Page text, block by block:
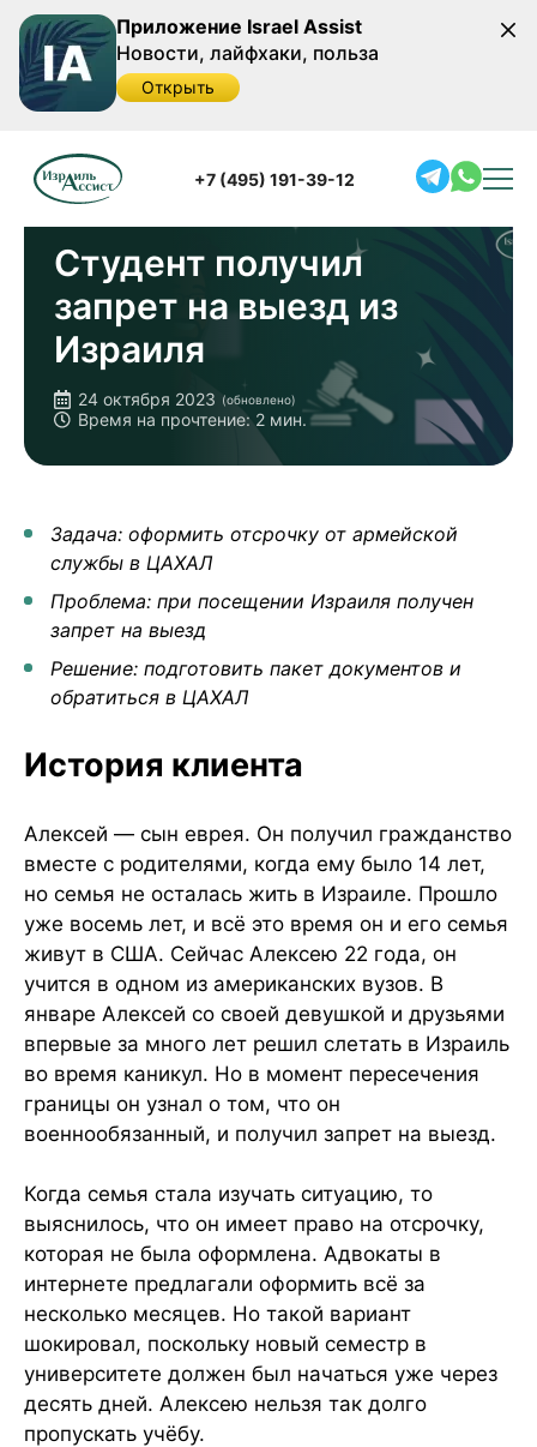
Приложение Israel Assist
Новости, лайфхаки, польза
Открыть
+7 (495) 191-39-12
Студент получил
запрет на выезд из
Израиля
24 октября 2023 (обновлено)
Время на прочтение: 2 мин.
Задача: оформить отсрочку от армейской
службы в ЦАХАЛ
Проблема: при посещении Израиля получен
запрет на выезд
Решение: подготовить пакет документов и
обратиться в ЦАХАЛ
История клиента
Алексей — сын еврея. Он получил гражданство
вместе с родителями, когда ему было 14 лет,
но семья не осталась жить в Израиле. Прошло
уже восемь лет, и всё это время он и его семья
живут в США. Сейчас Алексею 22 года, он
учится в одном из американских вузов. В
январе Алексей со своей девушкой и друзьями
впервые за много лет решил слетать в Израиль
во время каникул. Но в момент пересечения
границы он узнал о том, что он
военнообязанный, и получил запрет на выезд.
Когда семья стала изучать ситуацию, то
выяснилось, что он имеет право на отсрочку,
которая не была оформлена. Адвокаты в
интернете предлагали оформить всё за
несколько месяцев. Но такой вариант
шокировал, поскольку новый семестр в
университете должен был начаться уже через
десять дней. Алексею нельзя так долго
пропускать учёбу.